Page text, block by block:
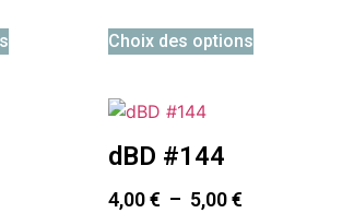
Choix des options
dBD #144
4,00€ – 5,00€